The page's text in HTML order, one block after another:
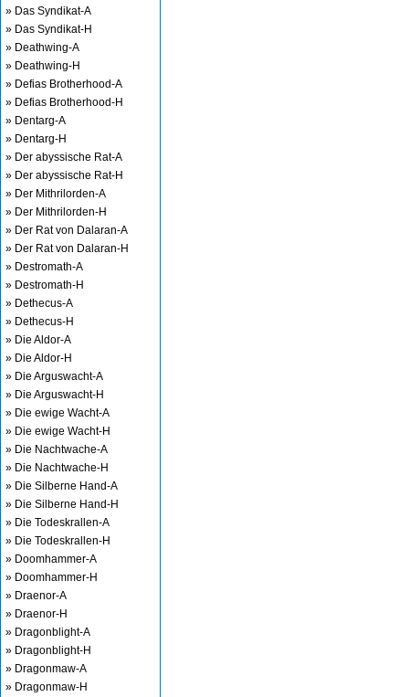
» Das Syndikat-A
» Das Syndikat-H
» Deathwing-A
» Deathwing-H
» Defias Brotherhood-A
» Defias Brotherhood-H
» Dentarg-A
» Dentarg-H
» Der abyssische Rat-A
» Der abyssische Rat-H
» Der Mithrilorden-A
» Der Mithrilorden-H
» Der Rat von Dalaran-A
» Der Rat von Dalaran-H
» Destromath-A
» Destromath-H
» Dethecus-A
» Dethecus-H
» Die Aldor-A
» Die Aldor-H
» Die Arguswacht-A
» Die Arguswacht-H
» Die ewige Wacht-A
» Die ewige Wacht-H
» Die Nachtwache-A
» Die Nachtwache-H
» Die Silberne Hand-A
» Die Silberne Hand-H
» Die Todeskrallen-A
» Die Todeskrallen-H
» Doomhammer-A
» Doomhammer-H
» Draenor-A
» Draenor-H
» Dragonblight-A
» Dragonblight-H
» Dragonmaw-A
» Dragonmaw-H